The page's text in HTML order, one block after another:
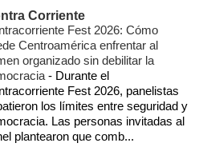
(4)
(8)
(59)
(10)
(49)
(3)
juchitán salinacruz
opinión
tehuantepec
educación
especial eólicos oaxaca
migración
ecologia
deportes
Corriente
Fest 2026: Cómo
Centroamérica enfrentar al
organizado sin debilitar la
- Durante el
Fest 2026, panelistas
los límites entre seguridad y
Las personas invitadas al
plantearon que comb...